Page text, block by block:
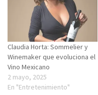
Claudia Horta: Sommelier y
Winemaker que evoluciona el
Vino Mexicano
2 mayo, 2025
En "Entretenimiento"